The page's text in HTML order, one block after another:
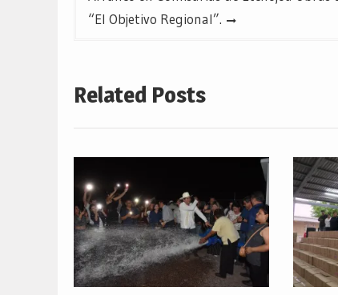
“El Objetivo Regional”.
Related Posts